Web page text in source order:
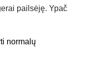
pailsėję. Ypač
normalų